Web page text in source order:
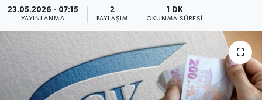
23.05.2026 - 07:15
YAYINLANMA
2
PAYLAŞIM
1 DK
OKUNMA SÜRESI
Güncel
Kültür & Sanat
Magazin